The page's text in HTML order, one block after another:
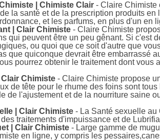
| Chimiste Clair - Claire Chimiste
la santé et de la prescription produits
et les parfums, en plus d'un en
| Clair Chimiste - Claire Chimiste
qui peuvent être un peu gênant. Si c'est
ou quoi que ce soit d'autre que
que quiconque devrait être embarrassé
pourrez obtenir le traitement dont vous
Chimiste - Claire Chimiste propose
de tête pour le rhume des foins sont
l'ajustement et de la nourriture saine
| Clair Chimiste - La Santé sexuelle
traitements d'impuissance et de
| Clair Chimiste - Large gamme de
en ligne, y compris les